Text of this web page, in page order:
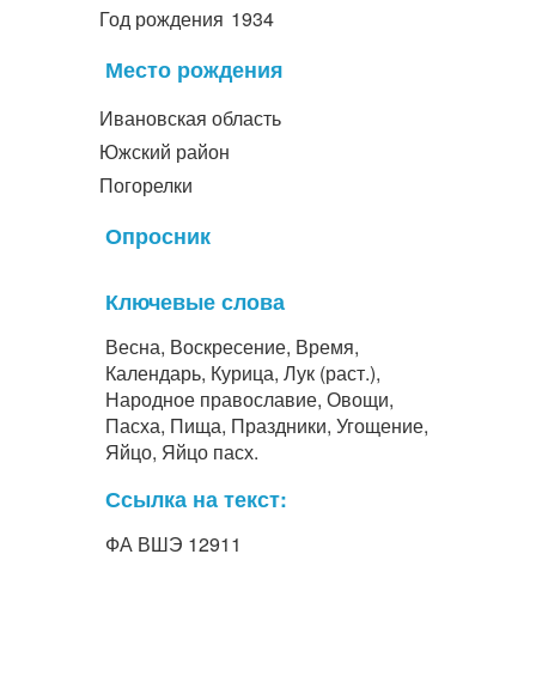
Год рождения 1934
Место рождения
Ивановская область
Южский район
Погорелки
Опросник
Ключевые слова
Весна, Воскресение, Время,
Календарь, Курица, Лук (раст.),
Народное православие, Овощи,
Пасха, Пища, Праздники, Угощение,
Яйцо, Яйцо пасх.
Ссылка на текст:
ФА ВШЭ 12911